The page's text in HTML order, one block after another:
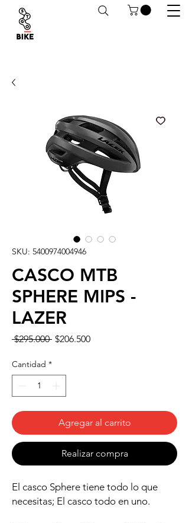
Despachos a todo Chile. Retiro en tiendas
SKU: 5400974004946
CASCO MTB
SPHERE MIPS -
LAZER
$295.000 Precio
$206.500Precio
Cantidad *
Agregar al carrito
Realizar compra
El casco Sphere tiene todo lo que
necesitas; El casco todo en uno.